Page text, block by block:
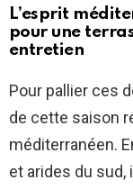
L’esprit
pour une
entretien
Pour pallier ces
de cette saison
méditerranéen.
et arides du